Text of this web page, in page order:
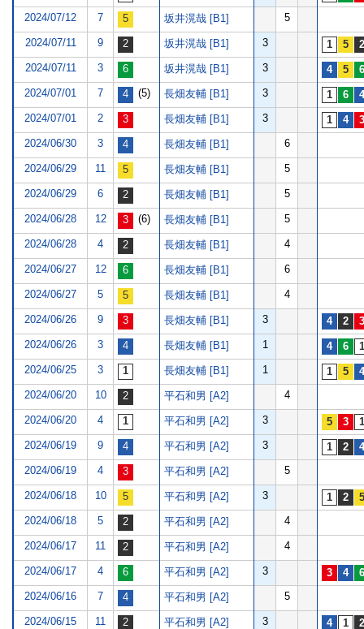
2024/07/12 7 坂井滉哉 [B1] 5
2024/07/11 9 坂井滉哉 [B1] 3
2024/07/11 3 坂井滉哉 [B1] 3
2024/07/01 7 (5) 長畑友輔 [B1] 3
2024/07/01 2 長畑友輔 [B1] 3
2024/06/30 3 長畑友輔 [B1] 6
2024/06/29 11 長畑友輔 [B1] 5
2024/06/29 6 長畑友輔 [B1] 5
2024/06/28 12 (6) 長畑友輔 [B1] 5
2024/06/28 4 長畑友輔 [B1] 4
2024/06/27 12 長畑友輔 [B1] 6
2024/06/27 5 長畑友輔 [B1] 4
2024/06/26 9 長畑友輔 [B1] 3
2024/06/26 3 長畑友輔 [B1] 1
2024/06/25 3 長畑友輔 [B1] 1
2024/06/20 10 平石和男 [A2] 4
2024/06/20 4 平石和男 [A2] 3
2024/06/19 9 平石和男 [A2] 3
2024/06/19 4 平石和男 [A2] 5
2024/06/18 10 平石和男 [A2] 3
2024/06/18 5 平石和男 [A2] 4
2024/06/17 11 平石和男 [A2] 4
2024/06/17 4 平石和男 [A2] 3
2024/06/16 7 平石和男 [A2] 5
2024/06/15 11 平石和男 [A2] 3